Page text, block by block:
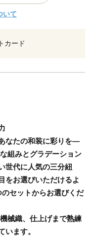
いて
カード
なたの和装に彩りを―
組みとグラデーション
世代に人気の三分紐
をお選びいただけるよ
セットからお選びくだ
械織、仕上げまで熟練
います。